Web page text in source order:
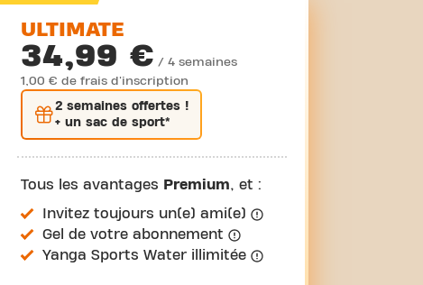
ULTIMATE
34,99 € / 4 semaines
1,00 € de frais d'inscription
2 semainesoffertes !
+ un sac de sport*
Tous les avantages Premium, et :
Invitez toujours un(e) ami(e)
Gel de votre abonnement
Yanga Sports Water illimitée